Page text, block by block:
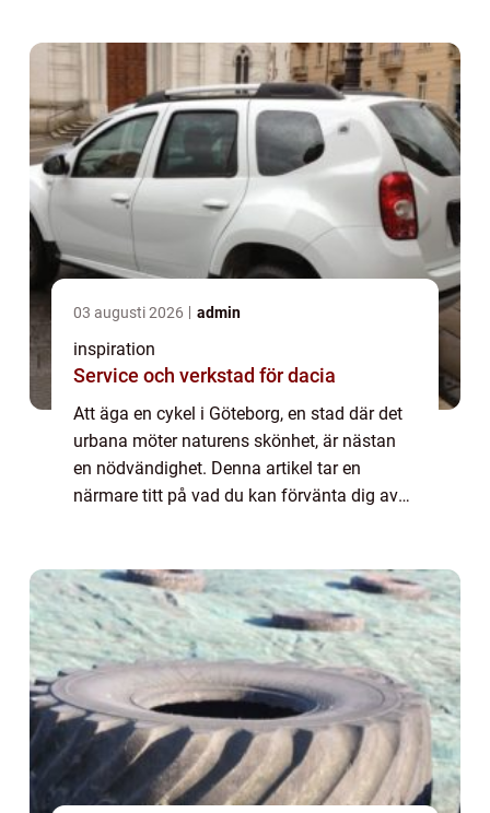
03 augusti 2026 admin
inspiration
Service och verkstad för dacia
Att äga en cykel i Göteborg, en stad där det
urbana möter naturens skönhet, är nästan
en nödvändighet. Denna artikel tar en
närmare titt på vad du kan förvänta dig av